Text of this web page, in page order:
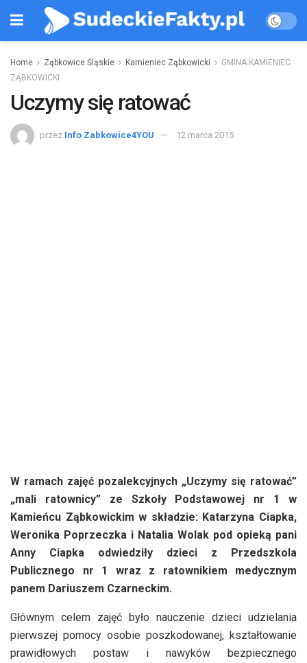
Home Ząbkowice Śląskie Kamieniec Ząbkowicki
GMINA KAMIENIEC
ZĄBKOWICKI
Uczymy się ratować
przez Info Zabkowice4YOU 12 marca 2015
W ramach zajęć pozalekcyjnych „Uczymy się ratować”
„mali ratownicy” ze Szkoły Podstawowej nr 1 w
Kamieńcu Ząbkowickim w składzie: Katarzyna Ciapka,
Weronika Poprzeczka i Natalia Wolak pod opieką pani
Anny Ciapka odwiedziły dzieci z Przedszkola
Publicznego nr 1 wraz z ratownikiem medycznym
panem Dariuszem Czarneckim.
Głównym celem zajęć było nauczenie dzieci udzielania
pierwszej pomocy osobie poszkodowanej, kształtowanie
prawidłowych postaw i nawyków bezpiecznego